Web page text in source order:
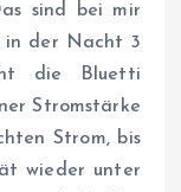
sind bei mir
in der Nacht 3
die Bluetti
Stromstärke
Strom, bis
wieder unter